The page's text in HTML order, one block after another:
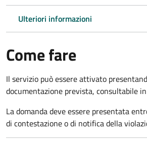
Ulteriori informazioni
Come fare
Il servizio può essere attivato
documentazione prevista, consultabile
La domanda deve essere presentata
di contestazione o di notifica della